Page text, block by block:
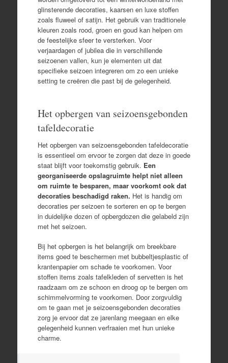
glinsterende decoraties, kaarsen en luxe stoffen
zoals fluweel of satijn. Het gebruik van traditionele
kleuren zoals rood, groen en goud kan helpen om
de feestelijke sfeer te versterken. Voor
verjaardagen of jubilea die in verschillende
seizoenen vallen, kun je elementen uit dat
specifieke seizoen integreren om zo een unieke
setting te creëren die past bij de gelegenheid.
Het opbergen van seizoensgebonden
tafeldecoratie
Het opbergen van seizoensgebonden tafeldecoratie
is essentieel om ervoor te zorgen dat deze in goede
staat blijft voor toekomstig gebruik. Een
georganiseerde opslagruimte helpt niet alleen
om ruimte te besparen, maar voorkomt ook dat
decoraties beschadigd raken. Het is handig om
decoraties per seizoen te sorteren en op te bergen
in duidelijke dozen of opbergdozen die gelabeld zijn
met het seizoen.
Bij het opbergen is het belangrijk om breekbare
items goed te beschermen met bubbeltjesplastic of
krantenpapier om schade te voorkomen. Voor
stoffen items zoals tafelkleden of servetten is het
raadzaam om ze schoon en droog op te bergen om
schimmelvorming te voorkomen. Door zorgvuldig
om te gaan met je seizoensgebonden decoraties
zorg je ervoor dat ze jarenlang meegaan en elke
gelegenheid kunnen verfraaien met hun unieke
charme.